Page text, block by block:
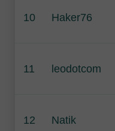
10 Haker76
11 leodotcom
12 Natik